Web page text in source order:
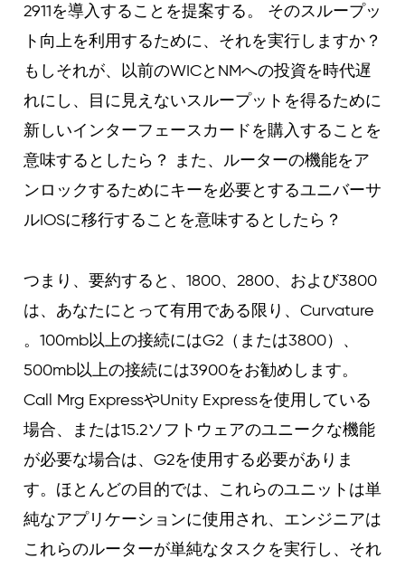
2911を導入することを提案する。 そのスループッ
ト向上を利用するために、それを実行しますか？
もしそれが、以前のWICとNMへの投資を時代遅
れにし、目に見えないスループットを得るために
新しいインターフェースカードを購入することを
意味するとしたら？ また、ルーターの機能をア
ンロックするためにキーを必要とするユニバーサ
ルIOSに移行することを意味するとしたら？
つまり、要約すると、1800、2800、および3800
は、あなたにとって有用である限り、Curvature
。100mb以上の接続にはG2（または3800）、
500mb以上の接続には3900をお勧めします。
Call Mrg ExpressやUnity Expressを使用している
場合、または15.2ソフトウェアのユニークな機能
が必要な場合は、G2を使用する必要がありま
す。ほとんどの目的では、これらのユニットは単
純なアプリケーションに使用され、エンジニアは
これらのルーターが単純なタスクを実行し、それ